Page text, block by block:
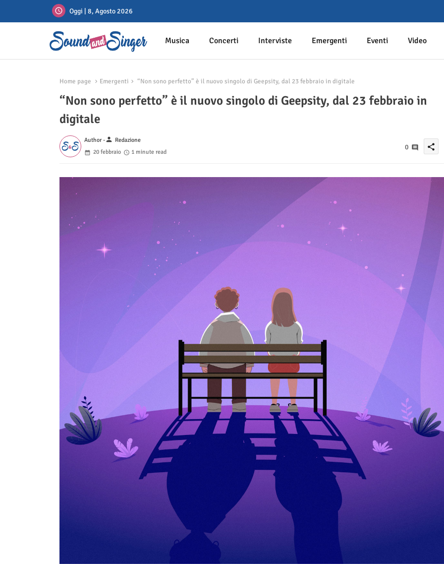
Oggi | 8, Agosto 2026
Musica Concerti Interviste Emergenti Eventi Video
Home page Emergenti “Non sono perfetto” è il nuovo singolo di Geepsity, dal 23 febbraio in digitale
“Non sono perfetto” è il nuovo singolo di Geepsity, dal 23 febbraio in
digitale
Author -person Redazione
20 febbraio
1 minute read
0 share